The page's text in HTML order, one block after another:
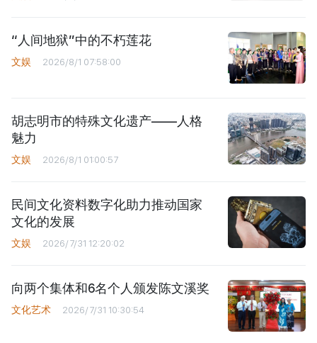
“人间地狱”中的不朽莲花
文娱 2026/8/1 07:58:00
胡志明市的特殊文化遗产——人格
魅力
文娱 2026/8/1 01:00:57
民间文化资料数字化助力推动国家
文化的发展
文娱 2026/7/31 12:20:02
向两个集体和6名个人颁发陈文溪奖
文化艺术 2026/7/31 10:30:54